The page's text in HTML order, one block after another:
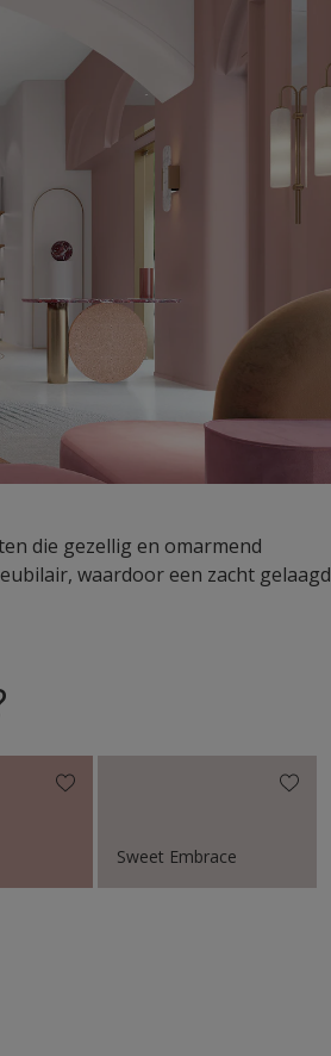
die gezellig en omarmend
waardoor een zacht gelaagd
Sweet Embrace